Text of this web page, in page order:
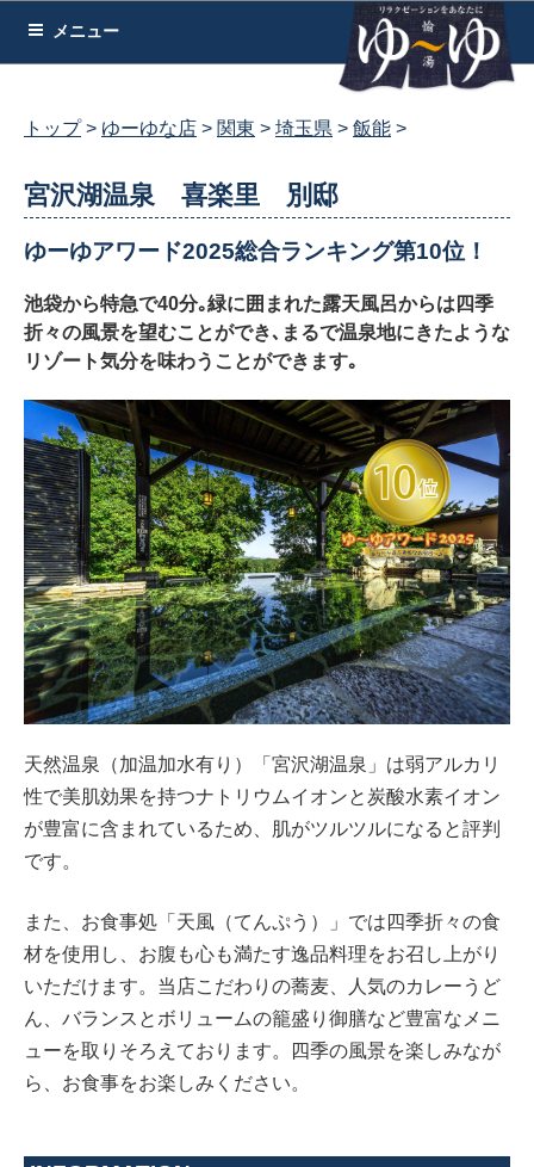
メニュー
トップ ゆーゆな店 関東 埼玉県 飯能
宮沢湖温泉 喜楽里 別邸
ゆーゆアワード2025総合ランキング第10位！
池袋から特急で40分｡緑に囲まれた露天風呂からは四季
折々の風景を望むことができ､まるで温泉地にきたような
リゾート気分を味わうことができます｡
天然温泉（加温加水有り）「宮沢湖温泉」は弱アルカリ
性で美肌効果を持つナトリウムイオンと炭酸水素イオン
が豊富に含まれているため、肌がツルツルになると評判
です。
また、お食事処「天風（てんぷう）」では四季折々の食
材を使用し、お腹も心も満たす逸品料理をお召し上がり
いただけます。当店こだわりの蕎麦、人気のカレーうど
ん、バランスとボリュームの籠盛り御膳など豊富なメニ
ューを取りそろえております。四季の風景を楽しみなが
ら、お食事をお楽しみください。